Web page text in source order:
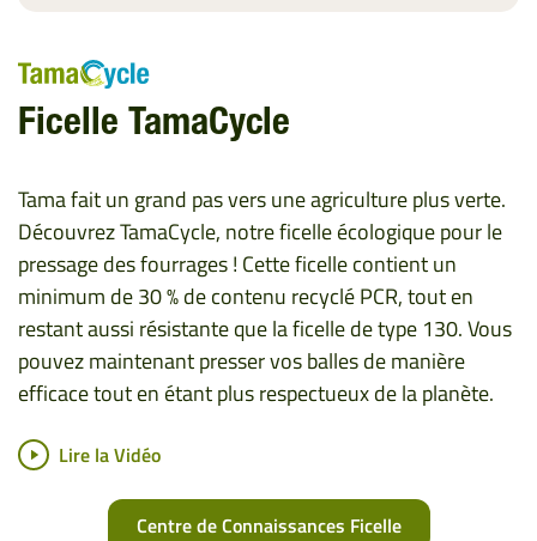
Ficelle TamaCycle
Tama fait un grand pas vers une agriculture plus verte.
Découvrez TamaCycle, notre ficelle écologique pour le
pressage des fourrages ! Cette ficelle contient un
minimum de 30 % de contenu recyclé PCR, tout en
restant aussi résistante que la ficelle de type 130. Vous
pouvez maintenant presser vos balles de manière
efficace tout en étant plus respectueux de la planète.
Lire la Vidéo
Centre de Connaissances Ficelle